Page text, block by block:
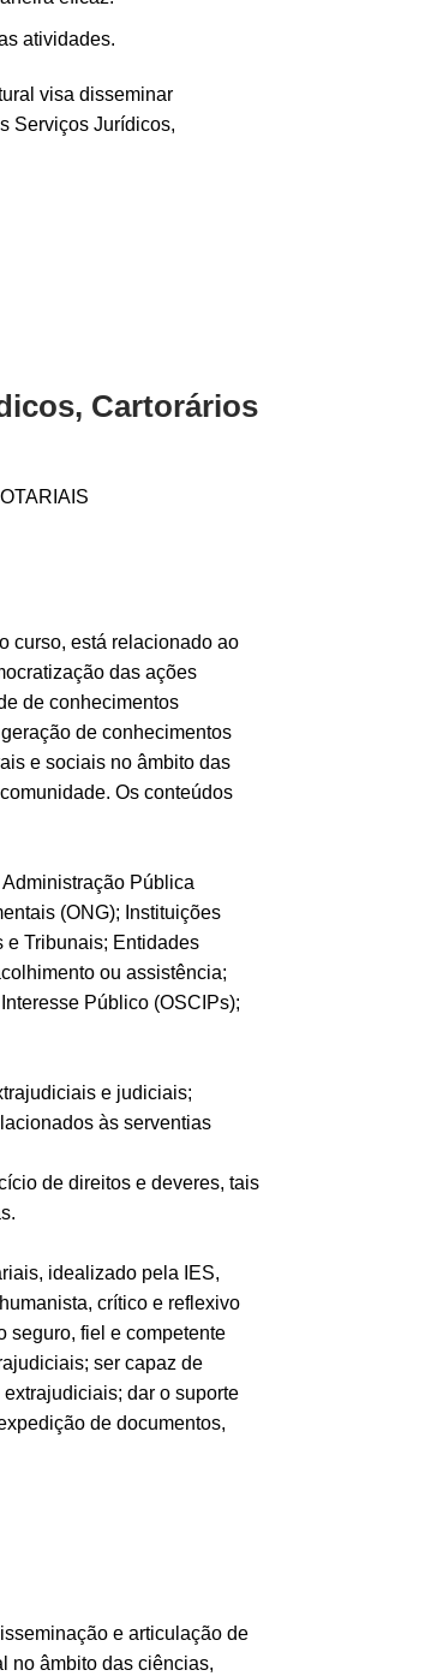
atividades.
visa disseminar
Serviços Jurídicos,
Cartorários
curso, está relacionado ao
das ações
de conhecimentos
de conhecimentos
e sociais no âmbito das
Os conteúdos
Pública
(ONG); Instituições
e Tribunais; Entidades
ou assistência;
Público (OSCIPs);
e judiciais;
às serventias
de direitos e deveres, tais
idealizado pela IES,
crítico e reflexivo
seguro, fiel e competente
ser capaz de
dar o suporte
de documentos,
e articulação de
no âmbito das ciências,